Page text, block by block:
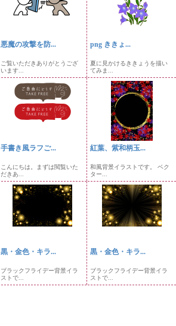
悪魔の攻撃を防...
ご覧いただきありがとうござ
います...
png ききょ...
夏に見かけるききょうを描い
てみま...
手書き風ラフご...
こんにちは。まずは閲覧いた
だきあ...
紅葉、紫和柄玉...
和風背景イラストです。 ベク
ター...
黒・金色・キラ...
ブラックフライデー背景イラ
ストで...
黒・金色・キラ...
ブラックフライデー背景イラ
ストで...